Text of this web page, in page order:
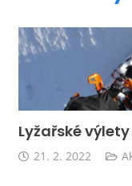
Lyžařské
21. 2. 2022